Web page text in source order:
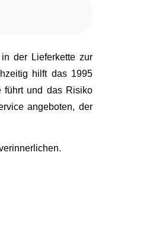
der Lieferkette zur
hilft das 1995
führt und das Risiko
angeboten, der